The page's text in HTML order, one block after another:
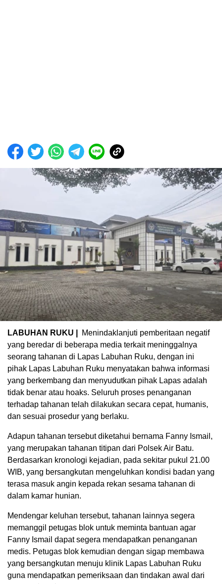
LABUHAN RUKU |
Menindaklanjuti pemberitaan negatif
yang beredar di beberapa media terkait meninggalnya
seorang tahanan di Lapas Labuhan Ruku, dengan ini
pihak Lapas Labuhan Ruku menyatakan bahwa informasi
yang berkembang dan menyudutkan pihak Lapas adalah
tidak benar atau hoaks. Seluruh proses penanganan
terhadap tahanan telah dilakukan secara cepat, humanis,
dan sesuai prosedur yang berlaku.
Adapun tahanan tersebut diketahui bernama Fanny Ismail,
yang merupakan tahanan titipan dari Polsek Air Batu.
Berdasarkan kronologi kejadian, pada sekitar pukul 21.00
WIB, yang bersangkutan mengeluhkan kondisi badan yang
terasa masuk angin kepada rekan sesama tahanan di
dalam kamar hunian.
Mendengar keluhan tersebut, tahanan lainnya segera
memanggil petugas blok untuk meminta bantuan agar
Fanny Ismail dapat segera mendapatkan penanganan
medis. Petugas blok kemudian dengan sigap membawa
yang bersangkutan menuju klinik Lapas Labuhan Ruku
guna mendapatkan pemeriksaan dan tindakan awal dari